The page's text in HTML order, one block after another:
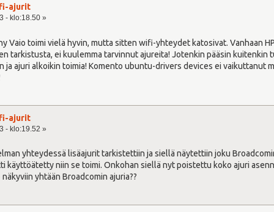
ajurit
- klo:18.50 »
Vaio toimi vielä hyvin, mutta sitten wifi-yhteydet katosivat. Vanhaan
tarkistusta, ei kuulemma tarvinnut ajureita! Jotenkin pääsin
ja ajuri alkoikin toimia! Komento ubuntu-drivers devices ei vaikuttanut
ajurit
- klo:19.52 »
yhteydessä lisäajurit tarkistettiin ja siellä näytettiin joku
käyttöätetty niin se toimi. Onkohan siellä nyt poistettu koko ajuri
yhtään Broadcomin ajuria??